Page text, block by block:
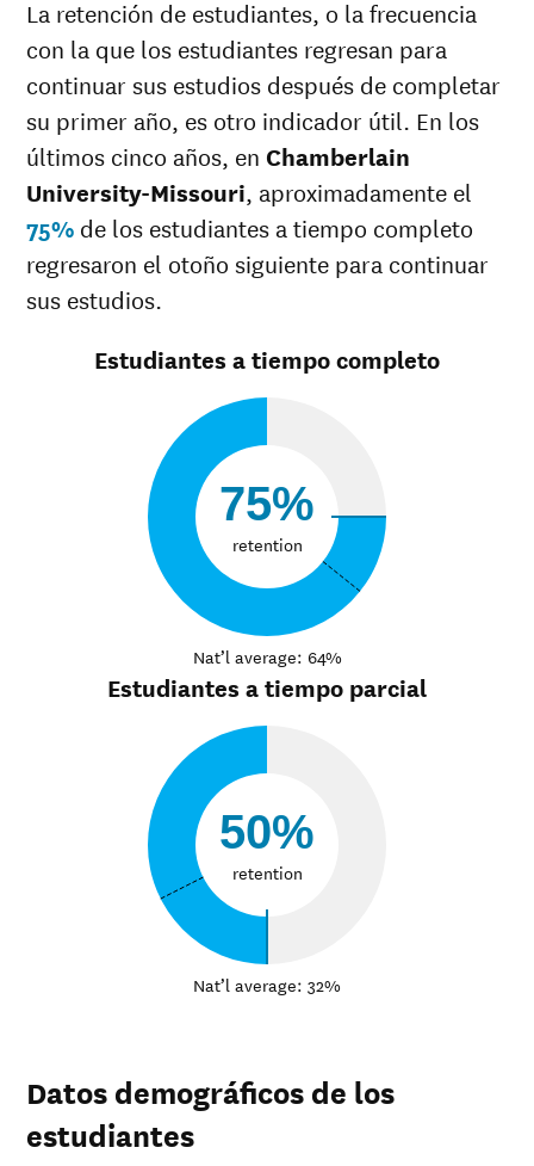
Blanca 50%
Múltiples
razas
Raza
desconocida
La retención de estudiantes, o la frecuencia
con la que los estudiantes regresan para
continuar sus estudios después de completar
su primer año, es otro indicador útil. En los
últimos cinco años, en Chamberlain
University-Missouri, aproximadamente el
75% de los estudiantes a tiempo completo
regresaron el otoño siguiente para continuar
sus estudios.
Estudiantes a tiempo completo
75%
retention
Nat’l average: 64%
Estudiantes a tiempo parcial
50%
retention
Nat’l average: 32%
Datos demográficos de los
estudiantes